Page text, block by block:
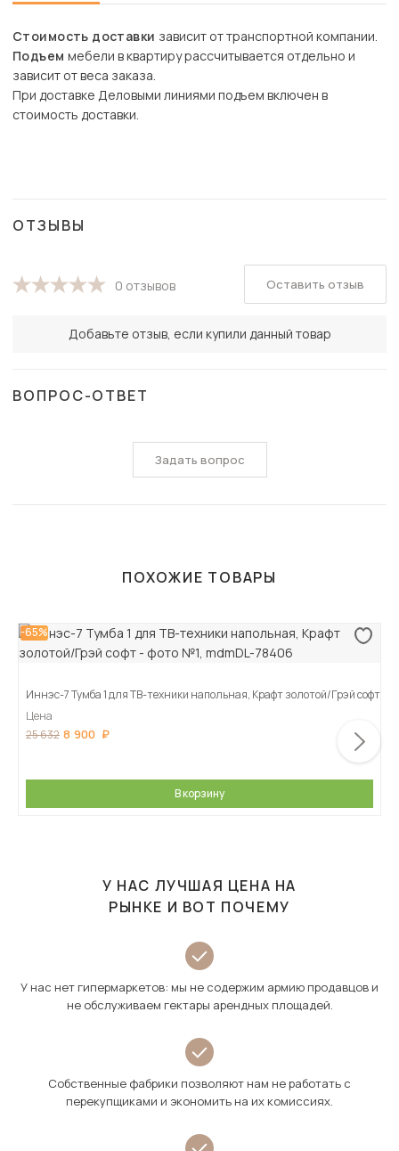
Стоимость доставки зависит от транспортной компании.
Подъем мебели в квартиру рассчитывается отдельно и
зависит от веса заказа.
При доставке Деловыми линиями подъем включен в
стоимость доставки.
ОТЗЫВЫ
0 отзывов
Добавьте отзыв, если купили данный товар
Оставить отзыв
ВОПРОС-ОТВЕТ
Задать вопрос
ПОХОЖИЕ ТОВАРЫ
-65%
Иннэс-7 Тумба 1 для ТВ-техники напольная, Крафт золотой/Грэй софт
Цена
25 632 8 900
В корзину
У НАС ЛУЧШАЯ ЦЕНА НА
РЫНКЕ И ВОТ ПОЧЕМУ
У нас нет гипермаркетов: мы не содержим армию продавцов и
не обслуживаем гектары арендных площадей.
Собственные фабрики позволяют нам не работать с
перекупщиками и экономить на их комиссиях.